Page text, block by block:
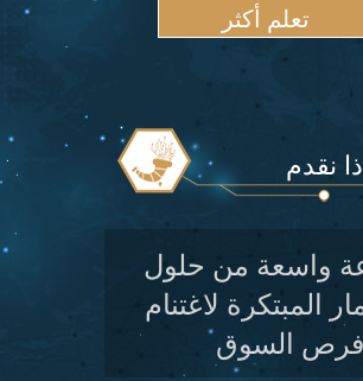
تعلم أكثر
نقدم
واسعة من حلول
المبتكرة لاغتنام
فرص السوق